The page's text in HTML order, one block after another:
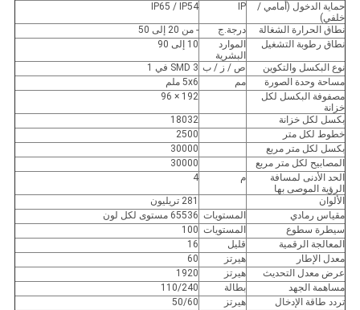
حماية الدخول (أمامي /
خلفي)
IP
IP65 / IP54
نطاق الحرارة الشغالة درجة.ج
- من 20 إلى 50
نطاق رطوبة التشغيل
الموارد
البشرية
10 إلى 90
نوع البكسل والتكوين ص / ز / ب SMD 3 في 1
مساحة وحدة الصورة
مم
5x6 ملم
مصفوفة البكسل لكل
خزانة
192 × 96
بكسل لكل خزانة
18032
خطوط لكل متر
2500
بكسل لكل متر مربع
30000
المصابيح لكل متر مربع
30000
الحد الأدنى لمسافة
الرؤية الموصى بها
م 4
الألوان
281 تريليون
مقياس رمادي
المستويات 65536 مستوى لكل لون
سيطرة سطوع
المستويات 100
المعالجة الرقمية
قليل
16
معدل الإطار
هيرتز
60
عرض معدل التحديث
هيرتز
1920
مساهمة الجهد
بطالة
110/240
تردد طاقة الإدخال
هيرتز
50/60